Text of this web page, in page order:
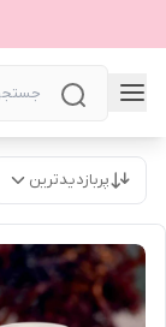
پربازدیدترین